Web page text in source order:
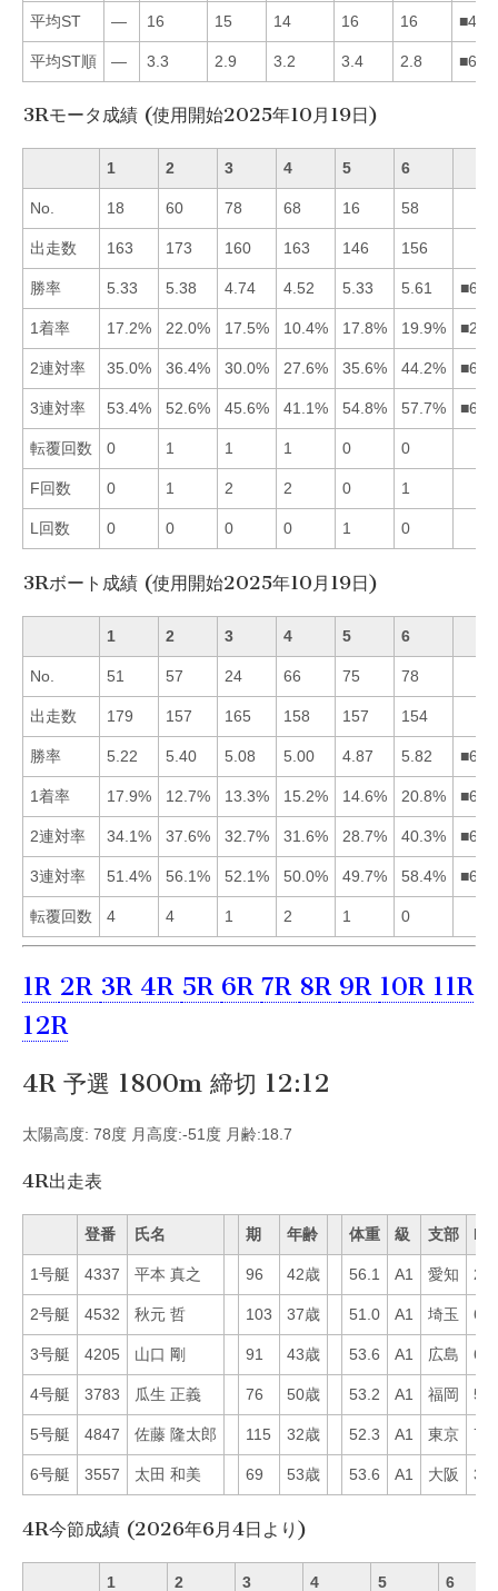
平均ST — 16 15 14 16 16
平均ST順 — 3.3 2.9 3.2 3.4 2.8
3Rモータ成績 (使用開始2025年10月19日)
1 2 3 4 5 6
No. 18 60 78 68 16 58
出走数 163 173 160 163 146 156
勝率 5.33 5.38 4.74 4.52 5.33 5.61
1着率 17.2% 22.0% 17.5% 10.4% 17.8% 19.9%
2連対率 35.0% 36.4% 30.0% 27.6% 35.6% 44.2%
3連対率 53.4% 52.6% 45.6% 41.1% 54.8% 57.7%
転覆回数 0 1 1 1 0 0
F回数 0 1 2 2 0 1
L回数 0 0 0 0 1 0
3Rボート成績 (使用開始2025年10月19日)
1 2 3 4 5 6
No. 51 57 24 66 75 78
出走数 179 157 165 158 157 154
勝率 5.22 5.40 5.08 5.00 4.87 5.82
1着率 17.9% 12.7% 13.3% 15.2% 14.6% 20.8%
2連対率 34.1% 37.6% 32.7% 31.6% 28.7% 40.3%
3連対率 51.4% 56.1% 52.1% 50.0% 49.7% 58.4%
転覆回数 4 4 1 2 1 0
1R 2R 3R 4R 5R 6R 7R 8R 9R 10R 11R
12R
4R 予選 1800m 締切 12:12
太陽高度: 78度 月高度:-51度 月齢:18.7
4R出走表
登番 氏名 期 年齢 体重 級 支部 Mo
1号艇 4337 平本 真之 96 42歳 56.1 A1 愛知 23
2号艇 4532 秋元 哲 103 37歳 51.0 A1 埼玉 62
3号艇 4205 山口 剛 91 43歳 53.6 A1 広島 63
4号艇 3783 瓜生 正義 76 50歳 53.2 A1 福岡 54
5号艇 4847 佐藤 隆太郎 115 32歳 52.3 A1 東京 77
6号艇 3557 太田 和美 69 53歳 53.6 A1 大阪 38
4R今節成績 (2026年6月4日より)
1 2 3 4 5 6